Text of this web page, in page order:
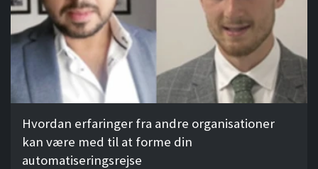
Hvordan erfaringer fra andre organisationer
kan være med til at forme din
automatiseringsrejse